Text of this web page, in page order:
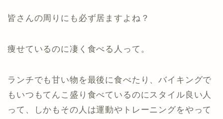
皆さんの周りにも必ず居ますよね？
痩せているのに凄く食べる人って。
ランチでも甘い物を最後に食べたり、バイキングで
もいつもてんこ盛り食べているのにスタイル良い人
って、しかもその人は運動やトレーニングをやって